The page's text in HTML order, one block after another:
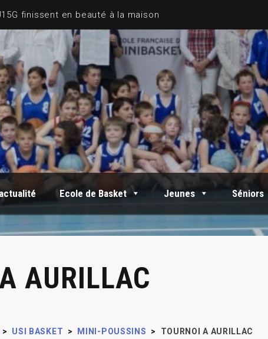
Ecole de Basket Jeunes Séniors
AURILLAC
> USI BASKET > MINI-POUSSINS > TOURNOI A AURILLAC